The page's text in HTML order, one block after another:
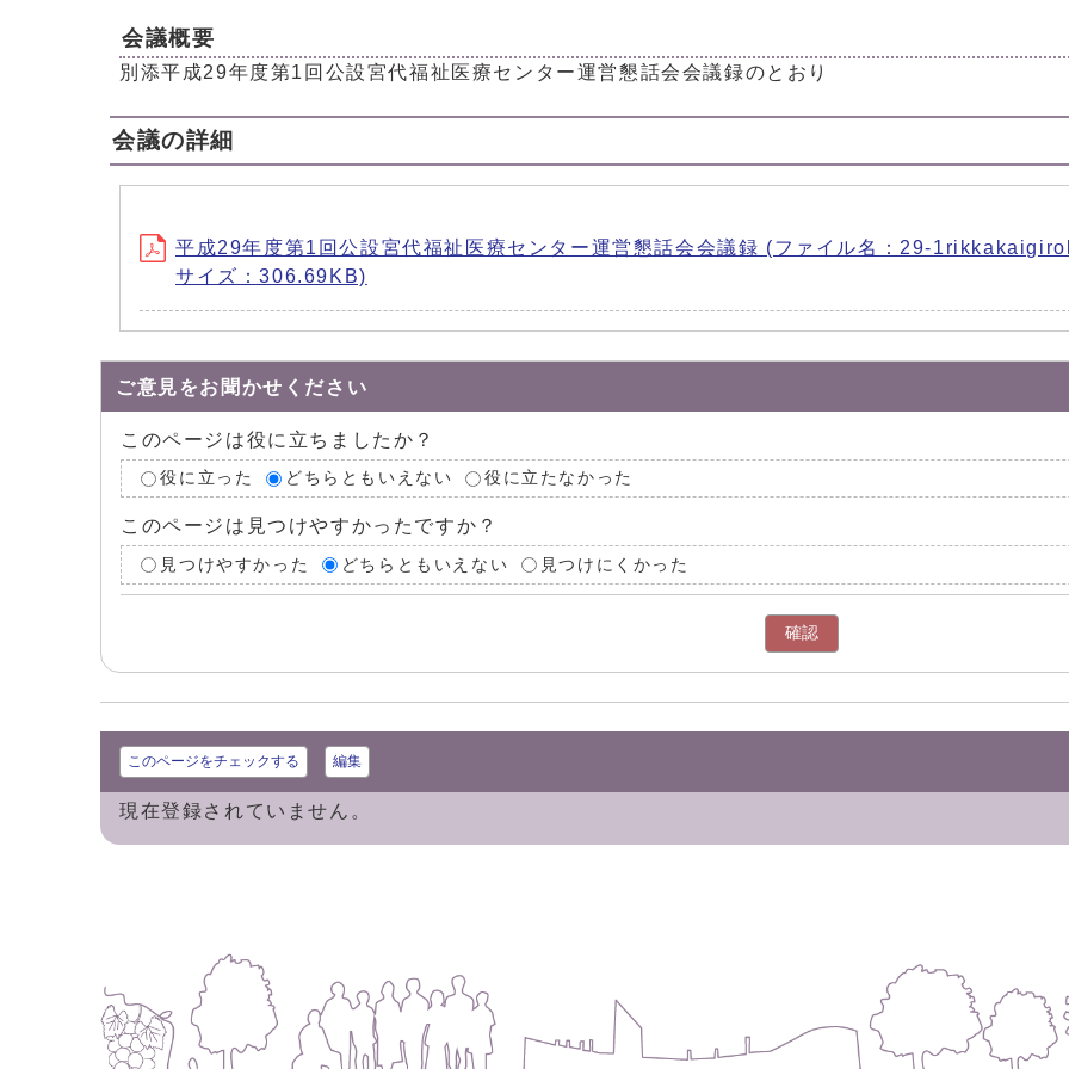
会議概要
別添平成29年度第1回公設宮代福祉医療センター運営懇話会会議録のとおり
会議の詳細
平成29年度第1回公設宮代福祉医療センター運営懇話会会議録 (ファイル名：29-
サイズ：306.69KB)
ご意見をお聞かせください
このページは役に立ちましたか？
役に立った どちらともいえない 役に立たなかった
このページは見つけやすかったですか？
見つけやすかった どちらともいえない 見つけにくかった
確認
このページをチェックする 編集
現在登録されていません。